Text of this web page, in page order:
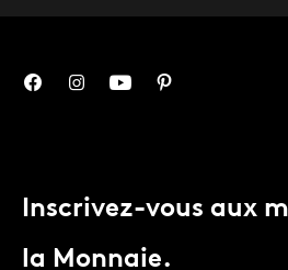
Inscrivez-vous aux
la Monnaie.